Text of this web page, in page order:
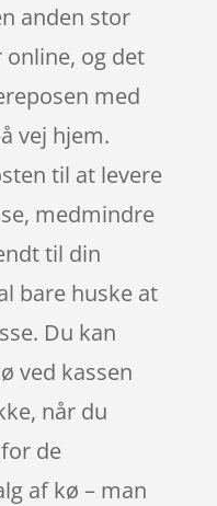
anden stor
og det
med
vej hjem.
til at levere
medmindre
til din
bare huske at
Du kan
ved kassen
når du
de
af kø – man